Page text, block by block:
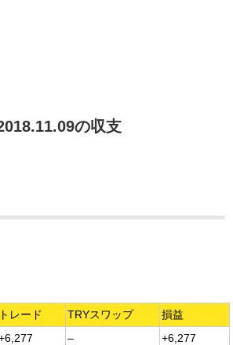
の収支
トレード TRYスワップ
損益
–
+6,277